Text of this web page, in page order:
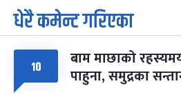
७
आइत
पूर्णिमा व्रत
चैत्र ७, २०८३-Mar 21, 2027
८ फागुपूर्णिमा
चैत्र ८, २०८३-Mar 22, 2027
धेरै कमेन्ट गरिएका
१० बाम माछाको
पाहुना, समुद्रका